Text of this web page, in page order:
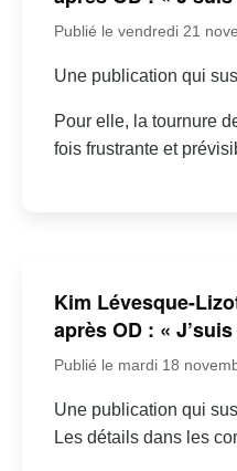
Publié le vendredi 21
Une publication qui
Pour elle, la tournure
fois frustrante et
Kim Lévesque-
après OD : «
Publié le mardi 18
Une publication qui
Les détails dans les